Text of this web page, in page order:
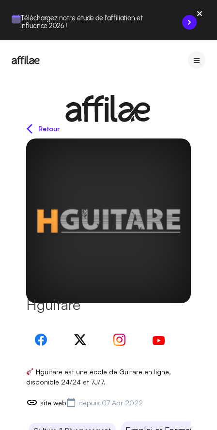
Téléchargez notre étude de l'affiliation et
influence 2026 !
Retour
Hguitare
Hguitare est une école de Guitare en ligne,
site web depuis 07 Apr 2022